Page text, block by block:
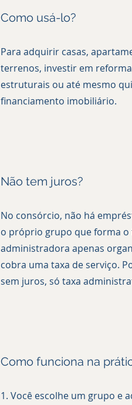
Como usá-lo?
Para adquirir casas,
terrenos, investir em
estruturais ou até mesmo
financiamento imobiliário.
Não tem juros?
No consórcio, não há
o próprio grupo que forma o
administradora apenas
cobra uma taxa de serviço.
sem juros, só taxa
Como funciona na
1. Você escolhe um grupo e